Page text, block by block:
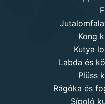
Kong
Kutya
Labda és
Plüss
Rágóka és
Sípoló